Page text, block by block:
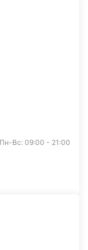
Пн-Вс: 09:00 - 21:00